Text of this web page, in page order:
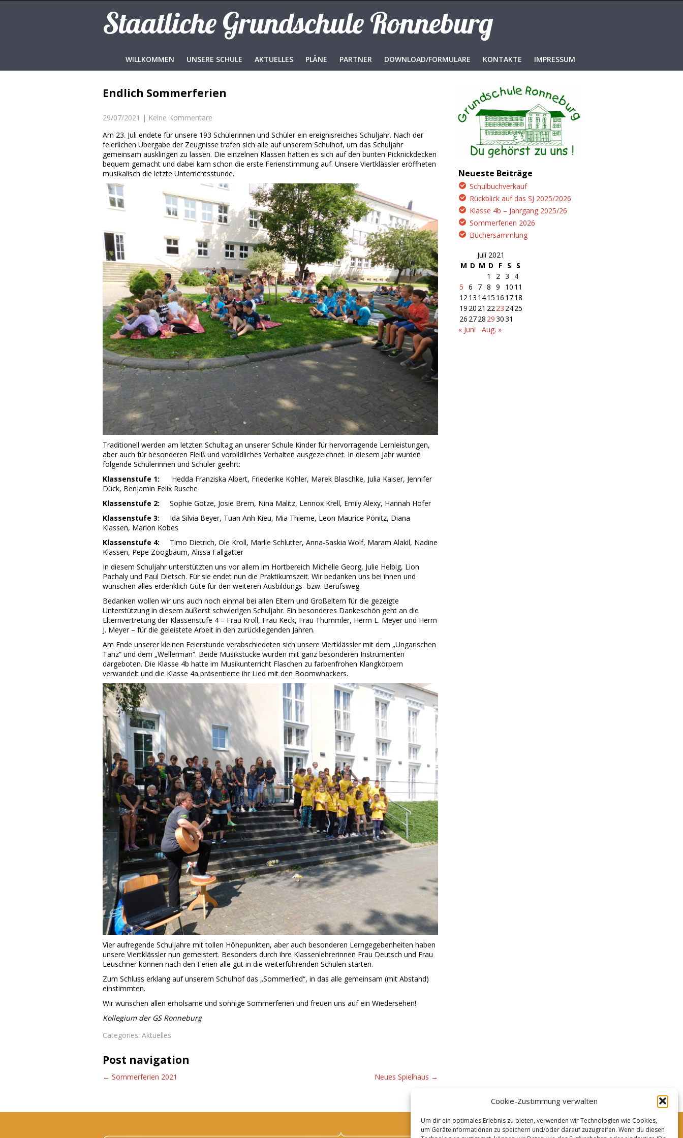
Cookie-Zustimmung verwalten
Um dir ein optimales Erlebnis zu bieten, verwenden wir Technologien wie Cookies,
um Geräteinformationen zu speichern und/oder darauf zuzugreifen. Wenn du diesen
Staatliche Grundschule Ronneburg
WILLKOMMEN UNSERE SCHULE AKTUELLES PLÄNE PARTNER DOWNLOAD/FORMULARE KONTAKTE IMPRESSUM
Endlich Sommerferien
29/07/2021 | Keine Kommentare
Am 23. Juli endete für unsere 193 Schülerinnen und Schüler ein ereignisreiches Schuljahr. Nach der
feierlichen Übergabe der Zeugnisse trafen sich alle auf unserem Schulhof, um das Schuljahr
gemeinsam ausklingen zu lassen. Die einzelnen Klassen hatten es sich auf den bunten Picknickdecken
bequem gemacht und dabei kam schon die erste Ferienstimmung auf. Unsere Viertklässler eröffneten
musikalisch die letzte Unterrichtsstunde.
Traditionell werden am letzten Schultag an unserer Schule Kinder für hervorragende Lernleistungen,
aber auch für besonderen Fleiß und vorbildliches Verhalten ausgezeichnet. In diesem Jahr wurden
folgende Schülerinnen und Schüler geehrt:
Klassenstufe 1:
Hedda Franziska Albert, Friederike Köhler, Marek Blaschke, Julia Kaiser, Jennifer
Dück, Benjamin Felix Rusche
Klassenstufe 2:
Sophie Götze, Josie Brem, Nina Malitz, Lennox Krell, Emily Alexy, Hannah Höfer
Klassenstufe 3: Ida Silvia Beyer, Tuan Anh Kieu, Mia Thieme, Leon Maurice Pönitz, Diana
Klassen, Marlon Kobes
Klassenstufe 4: Timo Dietrich, Ole Kroll, Marlie Schlutter, Anna-Saskia Wolf, Maram Alakil, Nadine
Klassen, Pepe Zoogbaum, Alissa Fallgatter
In diesem Schuljahr unterstützten uns vor allem im Hortbereich Michelle Georg, Julie Helbig, Lion
Pachaly und Paul Dietsch. Für sie endet nun die Praktikumszeit. Wir bedanken uns bei ihnen und
wünschen alles erdenklich Gute für den weiteren Ausbildungs- bzw. Berufsweg.
Bedanken wollen wir uns auch noch einmal bei allen Eltern und Großeltern für die gezeigte
Unterstützung in diesem äußerst schwierigen Schuljahr. Ein besonderes Dankeschön geht an die
Elternvertretung der Klassenstufe 4 – Frau Kroll, Frau Keck, Frau Thümmler, Herrn L. Meyer und Herrn
J. Meyer – für die geleistete Arbeit in den zurückliegenden Jahren.
Am Ende unserer kleinen Feierstunde verabschiedeten sich unsere Viertklässler mit dem „Ungarischen
Tanz“ und dem „Wellerman“. Beide Musikstücke wurden mit ganz besonderen Instrumenten
dargeboten. Die Klasse 4b hatte im Musikunterricht Flaschen zu farbenfrohen Klangkörpern
verwandelt und die Klasse 4a präsentierte ihr Lied mit den Boomwhackers.
Vier aufregende Schuljahre mit tollen Höhepunkten, aber auch besonderen Lerngegebenheiten haben
unsere Viertklässler nun gemeistert. Besonders durch ihre Klassenlehrerinnen Frau Deutsch und Frau
Leuschner können nach den Ferien alle gut in die weiterführenden Schulen starten.
Zum Schluss erklang auf unserem Schulhof das „Sommerlied“, in das alle gemeinsam (mit Abstand)
einstimmten.
Wir wünschen allen erholsame und sonnige Sommerferien und freuen uns auf ein Wiedersehen!
Kollegium der GS Ronneburg
Categories: Aktuelles
Post navigation
← Sommerferien 2021 Neues Spielhaus →
Neueste Beiträge
Schulbuchverkauf
Rückblick auf das SJ 2025/2026
Klasse 4b – Jahrgang 2025/26
Sommerferien 2026
Büchersammlung
Juli 2021
M D M D F S
S
1
2 3
4
5 6 7 8 9 10 11
1213 1415 16 1718
19 20 21 2223 2425
26 2728 293031
« Juni
Aug. »